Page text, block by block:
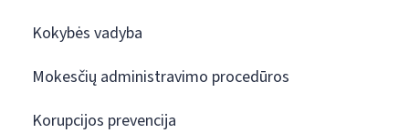
Kokybės vadyba
Mokesčių administravimo procedūros
Korupcijos prevencija